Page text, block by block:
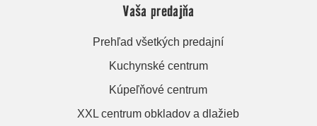
Vaša predajňa
Prehľad všetkých predajní
Kuchynské centrum
Kúpeľňové centrum
XXL centrum obkladov a dlažieb